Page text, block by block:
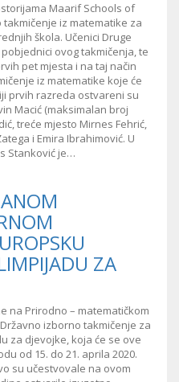
Maarif Schools of
iz matematike za
škola. Učenici Druge
ovog takmičenja, te
pet mjesta i na taj način
iz matematike koje će
prvih razreda ostvareni su
Macić (maksimalan broj
treće mjesto Mirnes Fehrić,
i Emira Ibrahimović. U
Stanković je…
ZA
na Prirodno – matematičkom
izborno takmičenje za
za djevojke, koja će se ove
od 15. do 21. aprila 2020.
su učestvovale na ovom